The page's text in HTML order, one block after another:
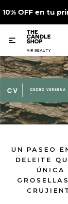
OFF en tu

UN PASEO
DELEITE
ÚNICA